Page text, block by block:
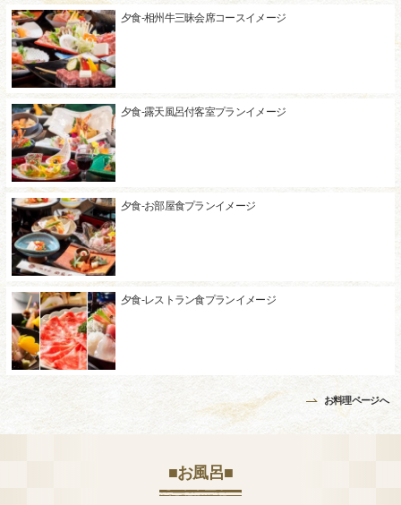
夕食-相州牛三昧会席コースイメージ
夕食-露天風呂付客室プランイメージ
夕食-お部屋食プランイメージ
夕食-レストラン食プランイメージ
お料理ページへ
■お風呂■